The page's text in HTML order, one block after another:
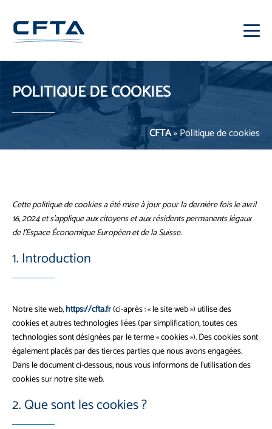
POLITIQUE DE COOKIES
CFTA»Politique de cookies
Cette politique de cookies a été mise à jour pour la dernière fois le avril
16, 2024 et s’applique aux citoyens et aux résidents permanents légaux
de l’Espace Économique Européen et de la Suisse.
1. Introduction
Notre site web,https://cfta.fr(ci-après : « le site web ») utilise des
cookies et autres technologies liées (par simplification, toutes ces
technologies sont désignées par le terme « cookies »). Des cookies sont
également placés par des tierces parties que nous avons engagées.
Dans le document ci-dessous, nous vous informons de l’utilisation des
cookies sur notre site web.
2. Que sont les cookies ?